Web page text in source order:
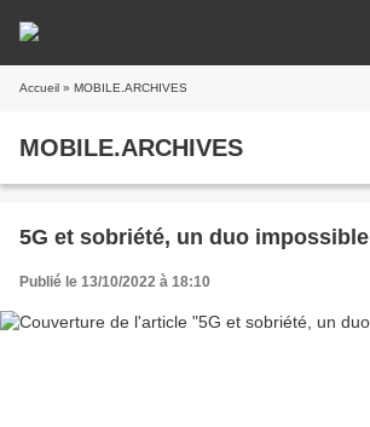
Accueil » MOBILE.ARCHIVES
MOBILE.ARCHIVES
5G et sobriété, un duo impossible
Publié le 13/10/2022 à 18:10